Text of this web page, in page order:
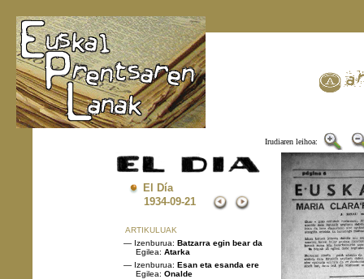
Irudiaren leihoa:
El Día
1934-09-21
ARTIKULUAK
— Izenburua: Batzarra egin bear da
Egilea: Atarka
— Izenburua: Esan eta esanda ere
Egilea: Onalde